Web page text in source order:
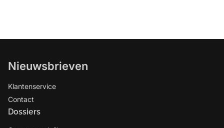
Nieuwsbrieven
Klantenservice
Contact
Dossiers